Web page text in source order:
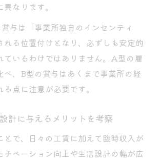
なります。
与は「事業所独自のインセンティ
れる位置付けとなり、必ずしも安定的
ているわけではありません。A型の雇
べ、B型の賞与はあくまで事業所の経
点に注意が必要です。
計に与えるメリットを考察
とで、日々の工賃に加えて臨時収入が
チベーション向上や生活設計の幅が広